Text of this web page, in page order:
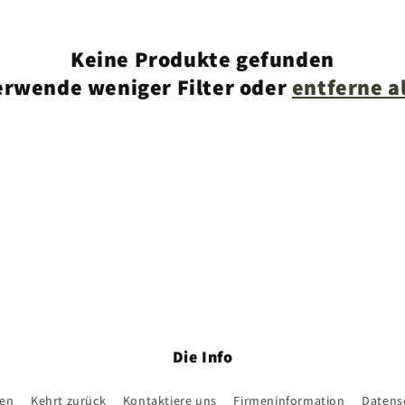
Keine Produkte gefunden
weniger Filter oderentferne
Die Info
Kehrt zurück Kontaktiere uns Firmeninformation